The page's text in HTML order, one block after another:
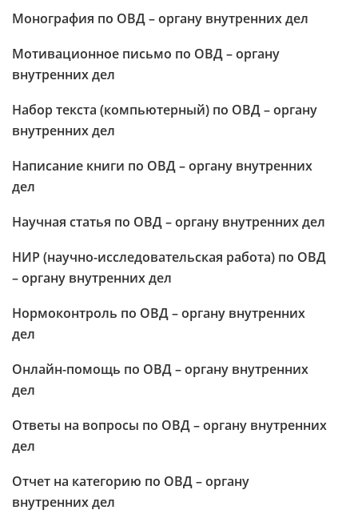
Монография по ОВД – органу внутренних дел
Мотивационное письмо по ОВД – органу
внутренних дел
Набор текста (компьютерный) по ОВД – органу
внутренних дел
Написание книги по ОВД – органу внутренних
дел
Научная статья по ОВД – органу внутренних дел
НИР (научно-исследовательская работа) по ОВД
– органу внутренних дел
Нормоконтроль по ОВД – органу внутренних
дел
Онлайн-помощь по ОВД – органу внутренних
дел
Ответы на вопросы по ОВД – органу внутренних
дел
Отчет на категорию по ОВД – органу
внутренних дел